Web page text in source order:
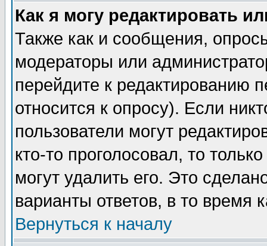
Как я могу редактировать
Также как и сообщения,
модераторы или
перейдите к редактированию
относится к опросу). Если
пользователи могут
кто-то проголосовал, то
могут удалить его. Это
варианты ответов, в то время
Вернуться к началу